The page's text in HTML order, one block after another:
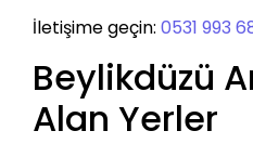
İletişime geçin: 0531 993
Beylikdüzü
Alan Yerler